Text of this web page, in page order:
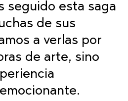
seguido esta saga
de sus
a verlas por
de arte, sino